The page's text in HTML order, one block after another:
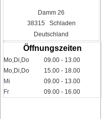
Damm 26
38315 Schladen
Deutschland
Öffnungszeiten
Mo,Di,Do
09.00 - 13.00
Mo,Di,Do
15.00 - 18.00
Mi
09.00 - 13.00
Fr
09.00 - 16.00